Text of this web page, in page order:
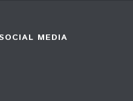
MEDIA